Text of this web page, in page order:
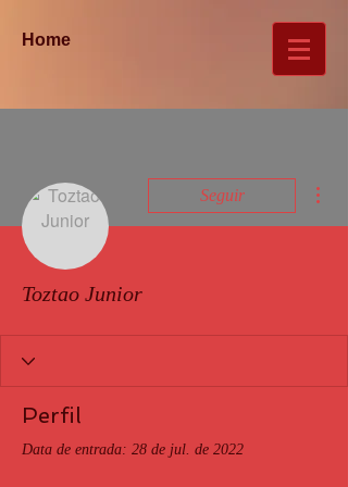
Home
Seguir
Toztao Junior
Perfil
Data de entrada: 28 de jul. de 2022